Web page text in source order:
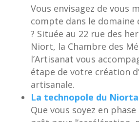
Vous envisagez de vous
compte dans le domaine
? Située au 22 rue des
Niort, la Chambre des
l’Artisanat vous
étape de votre création
artisanale.
La technopole du
Que vous soyez en phase